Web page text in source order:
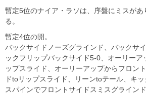
暫定5位のナイア・ラソは、序盤にミスが
る。
暫定4位の開。
バックサイドノーズグラインド、バックサ
ックフリップバックサイド5-0、オーリーア
ップスライド、オーリーアップからフロン
ドtoリップスライド、リーンtoテール、キッ
スパインでフロントサイドスミスグライン